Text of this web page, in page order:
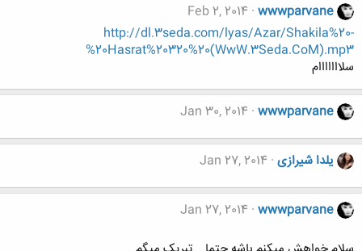
wwwparvane
Feb 2, 2014
http://dl.3seda.com/lyas/Azar/Shakila%20-
%20Hasrat%20320%20(WwW.3Seda.CoM).mp3
سلااااااام
wwwparvane
Jan 30, 2014
یلدا شیرازی Jan 27, 2014
wwwparvane
Jan 27, 2014